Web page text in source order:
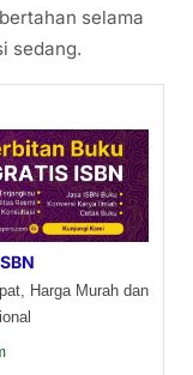
selama
sedang.
Harga Murah dan